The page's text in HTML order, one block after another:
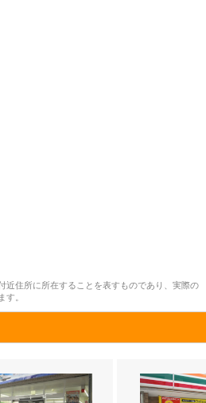
住所に所在することを表すものであり、実際の
す。